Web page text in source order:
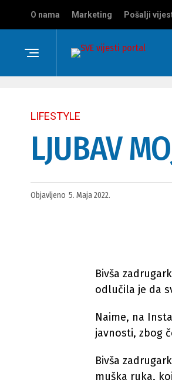
O nama Marketing Pošalji
LIFESTYLE
LJUBAV
Objavljeno 5. Maja 2022.
Bivša
odlučila je da
Naime, na
javnosti, zbog
Bivša
muška ruka,